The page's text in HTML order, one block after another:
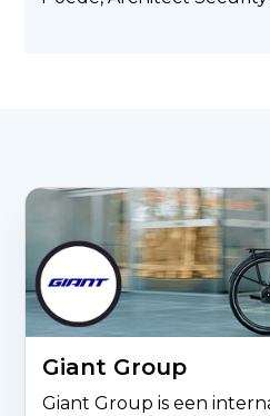
Giant Group
Giant Group is een